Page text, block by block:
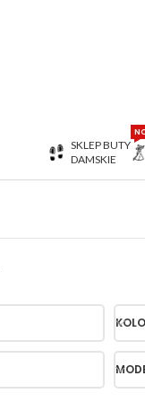
SKLEP BUTY
DAMSKIE